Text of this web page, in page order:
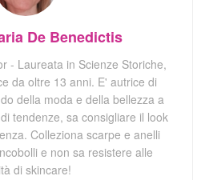
De Benedictis
- Laureata in Scienze Storiche,
da oltre 13 anni. E' autrice di
della moda e della bellezza a
tendenze, sa consigliare il look
Colleziona scarpe e anelli
e non sa resistere alle
di skincare!